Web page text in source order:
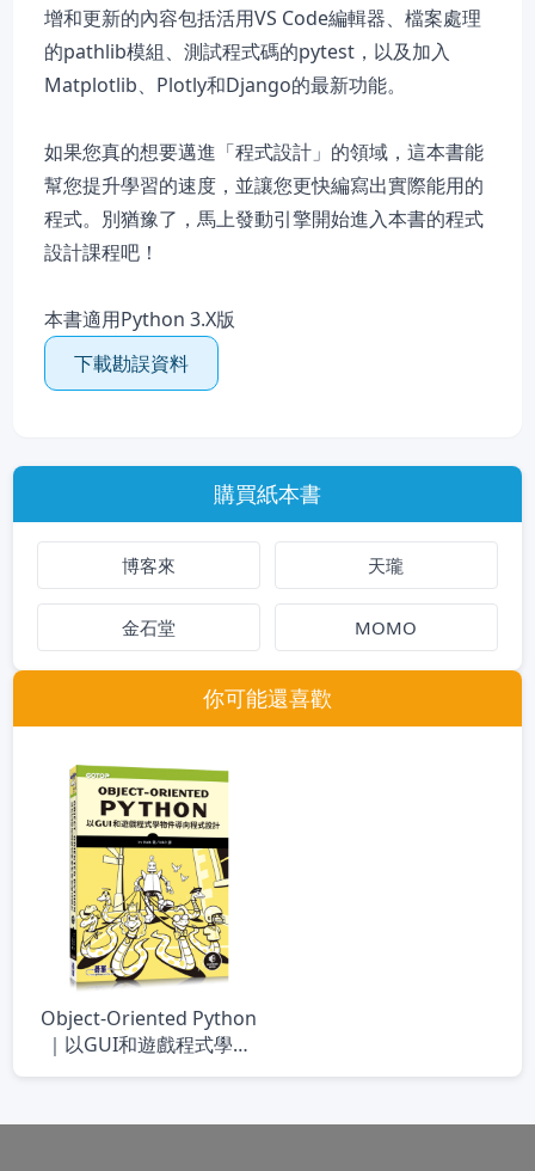
增和更新的內容包括活用VS Code編輯器、檔案處理
的pathlib模組、測試程式碼的pytest，以及加入
Matplotlib、Plotly和Django的最新功能。
如果您真的想要邁進「程式設計」的領域，這本書能
幫您提升學習的速度，並讓您更快編寫出實際能用的
程式。別猶豫了，馬上發動引擎開始進入本書的程式
設計課程吧！
本書適用Python 3.X版
下載勘誤資料
購買紙本書
博客來 天瓏
金石堂 MOMO
你可能還喜歡
Object-Oriented Python
｜以GUI和遊戲程式學物
件導向程式設計